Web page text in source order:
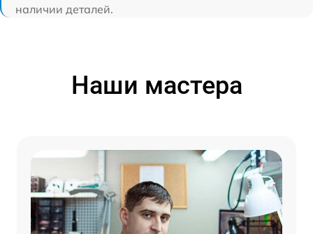
наличии деталей.
Наши мастера